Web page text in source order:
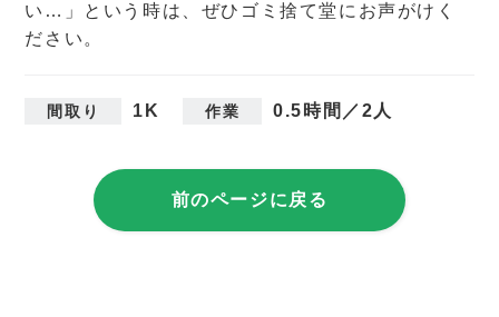
い…」という時は、ぜひゴミ捨て堂にお声がけく
ださい。
間取り 1K 作業 0.5時間／2人
前のページに戻る